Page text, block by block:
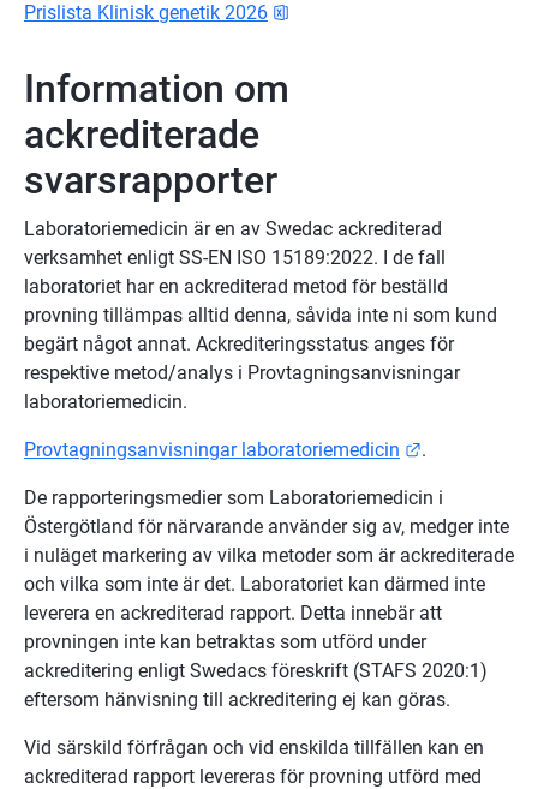
Prislista Klinisk genetik 2026
Information om
ackrediterade
svarsrapporter
Laboratoriemedicin är en av Swedac ackrediterad
verksamhet enligt SS-EN ISO 15189:2022. I de fall
laboratoriet har en ackrediterad metod för beställd
provning tillämpas alltid denna, såvida inte ni som kund
begärt något annat. Ackrediteringsstatus anges för
respektive metod/analys i Provtagningsanvisningar
laboratoriemedicin.
Provtagningsanvisningar laboratoriemedicin Länk till
.
De rapporteringsmedier som Laboratoriemedicin i
Östergötland för närvarande använder sig av, medger inte
i nuläget markering av vilka metoder som är ackrediterade
och vilka som inte är det. Laboratoriet kan därmed inte
leverera en ackrediterad rapport. Detta innebär att
provningen inte kan betraktas som utförd under
ackreditering enligt Swedacs föreskrift (STAFS 2020:1)
eftersom hänvisning till ackreditering ej kan göras.
Vid särskild förfrågan och vid enskilda tillfällen kan en
ackrediterad rapport levereras för provning utförd med